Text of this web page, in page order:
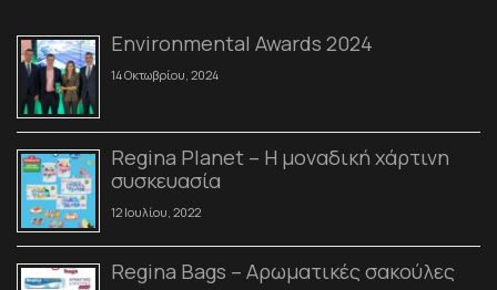
Environmental Awards 2024
14 Οκτωβρίου, 2024
Regina Planet – Η μοναδική χάρτινη
συσκευασία
12 Ιουλίου, 2022
Regina Bags – Αρωματικές σακούλες